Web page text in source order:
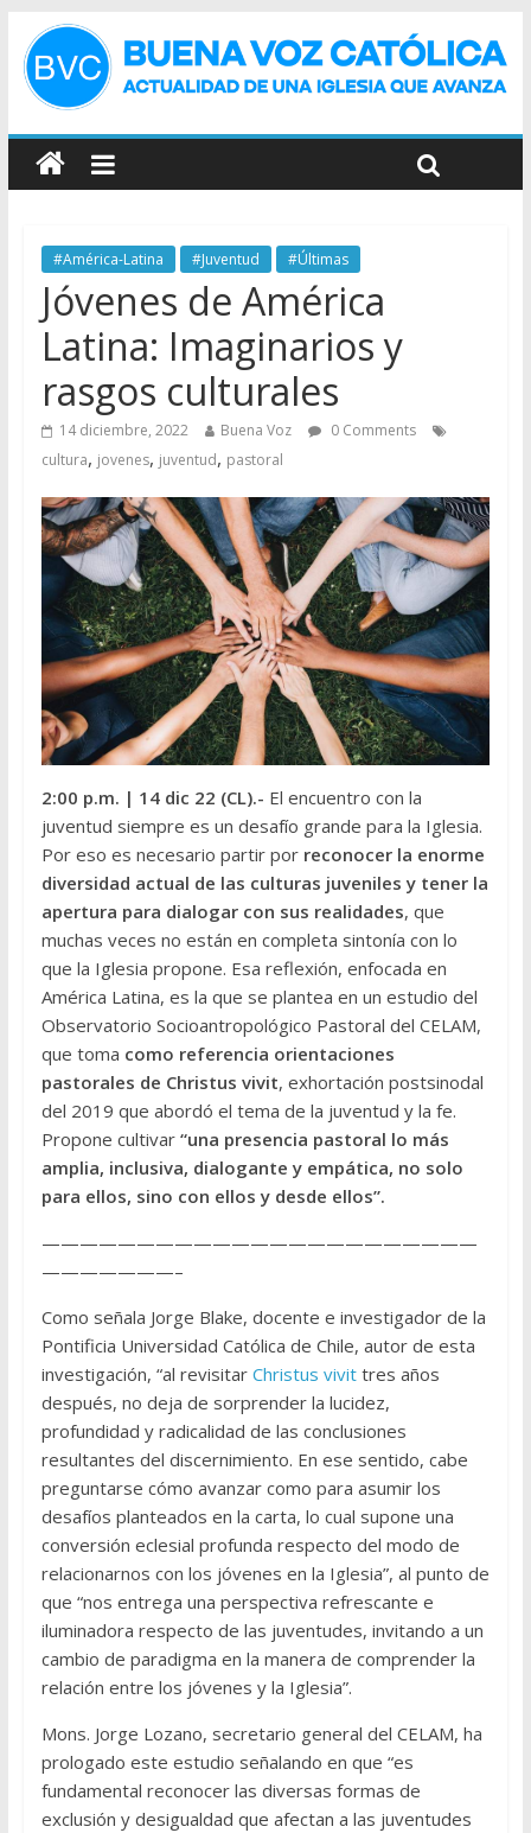
#América-Latina #Juventud #Últimas
Jóvenes de América
Latina: Imaginarios y
rasgos culturales
14 diciembre, 2022 Buena Voz
0 Comments
cultura, jovenes, juventud, pastoral
2:00 p.m. | 14 dic 22 (CL).- El encuentro con la
juventud siempre es un desafío grande para la Iglesia.
Por eso es necesario partir por reconocer la enorme
diversidad actual de las culturas juveniles y tener la
apertura para dialogar con sus realidades, que
muchas veces no están en completa sintonía con lo
que la Iglesia propone. Esa reflexión, enfocada en
América Latina, es la que se plantea en un estudio del
Observatorio Socioantropológico Pastoral del CELAM,
que toma como referencia orientaciones
pastorales de Christus vivit, exhortación postsinodal
del 2019 que abordó el tema de la juventud y la fe.
Propone cultivar “una presencia pastoral lo más
amplia, inclusiva, dialogante y empática, no solo
para ellos, sino con ellos y desde ellos”.
———————————————————————
———————–
Como señala Jorge Blake, docente e investigador de la
Pontificia Universidad Católica de Chile, autor de esta
investigación, “al revisitar Christus vivittres años
después, no deja de sorprender la lucidez,
profundidad y radicalidad de las conclusiones
resultantes del discernimiento. En ese sentido, cabe
preguntarse cómo avanzar como para asumir los
desafíos planteados en la carta, lo cual supone una
conversión eclesial profunda respecto del modo de
relacionarnos con los jóvenes en la Iglesia”, al punto de
que “nos entrega una perspectiva refrescante e
iluminadora respecto de las juventudes, invitando a un
cambio de paradigma en la manera de comprender la
relación entre los jóvenes y la Iglesia”.
Mons. Jorge Lozano, secretario general del CELAM, ha
prologado este estudio señalando en que “es
fundamental reconocer las diversas formas de
exclusión y desigualdad que afectan a las juventudes